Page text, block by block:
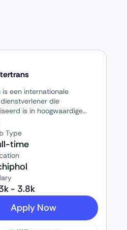
is een internationale
die
is in hoogwaardige
en supply chain-
waaronder wegtransport,
zeevracht, warehousing en
Het bedrijf
klanten met betrouwbare
logistieke diensten in de
wereldwijd.
Type
time
- 3.8k
Apply Now